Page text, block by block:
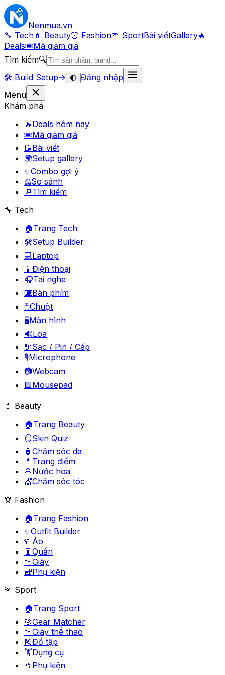
Nenmua.vn
🔧 Tech 💄 Beauty👗 Fashion🏃 SportBài viếtGallery🔥
Deals🎟Mã giảm giá
Tìm kiếm🔍
🛠️ Build Setup→ 🌓 Đăng nhập
Menu
Khám phá
🔥 Deals hôm nay
🎟Mã giảm giá
📝Bài viết
🌍Setup gallery
✨Combo gợi ý
⚖️So sánh
🔎Tìm kiếm
🔧 Tech
🏠Trang Tech
🛠️Setup Builder
💻Laptop
📱 Điện thoại
🎧Tai nghe
⌨️Bàn phím
🖱️Chuột
🖥️Màn hình
🔊Loa
🔌Sạc / Pin / Cáp
🎙️Microphone
📷Webcam
🟪Mousepad
💄 Beauty
🏠Trang Beauty
🪞Skin Quiz
🧴 Chăm sóc da
💄 Trang điểm
🌸Nước hoa
💇Chăm sóc tóc
👗 Fashion
🏠Trang Fashion
✨Outfit Builder
👕Áo
👖 Quần
👟Giày
🎒Phụ kiện
🏃 Sport
🏠Trang Sport
🎯Gear Matcher
👟Giày thể thao
🎽Đồ tập
🏋️Dụng cụ
🥤 Phụ kiện